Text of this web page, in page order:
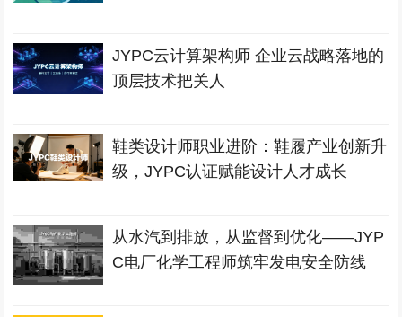
JYPC云计算架构师 企业云战略落地的
顶层技术把关人
鞋类设计师职业进阶：鞋履产业创新升
级，JYPC认证赋能设计人才成长
从水汽到排放，从监督到优化——JYP
C电厂化学工程师筑牢发电安全防线